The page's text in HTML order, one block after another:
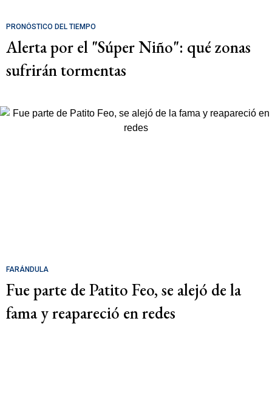
PRONÓSTICO DEL TIEMPO
Alerta por el "Súper Niño": qué zonas
sufrirán tormentas
FARÁNDULA
Fue parte de Patito Feo, se alejó de la
fama y reapareció en redes